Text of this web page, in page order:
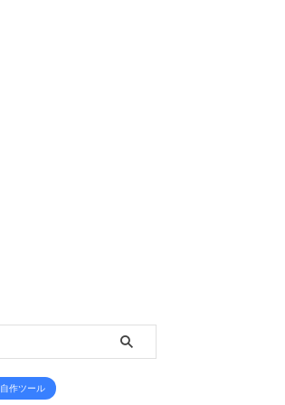
自作ツール